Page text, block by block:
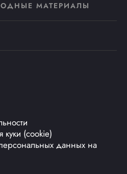
МАТЕРИАЛЫ
куки (cookie)
данных на